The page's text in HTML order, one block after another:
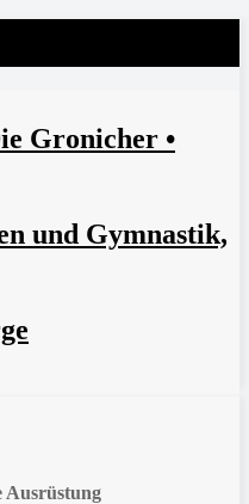
Gronicher •
und Gymnastik,
Ausrüstung